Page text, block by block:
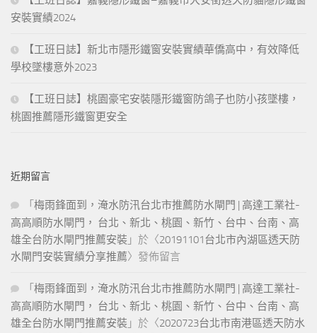
安裝實績2024
【工班日誌】新北市隱形鐵窗安裝實績華僑高中，有效降低
學校墜樓意外2023
【工班日誌】桃園豪宅安裝隱形鐵窗防鴿子也防小孩墜樓，
桃園推薦隱形鐵窗更安全
近期留言
「 梅雨鋒面到，淹水防汛台北市推薦防水閘門 | 高達工業社-
高高順防水閘門， 台北、新北、桃園、新竹、台中、台南、高
雄全台防水閘門推薦安裝 」於〈20191101台北市內湖區透天防
水閘門安裝實績分享推薦〉發佈留言
「 梅雨鋒面到，淹水防汛台北市推薦防水閘門 | 高達工業社-
高高順防水閘門， 台北、新北、桃園、新竹、台中、台南、高
雄全台防水閘門推薦安裝 」於〈2020723台北市南港區透天防水